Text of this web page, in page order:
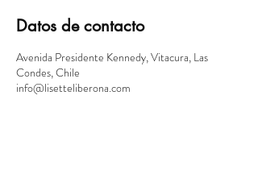
Datos de contacto
Avenida Presidente Kennedy, Vitacura, Las
Condes, Chile
info@lisetteliberona.com